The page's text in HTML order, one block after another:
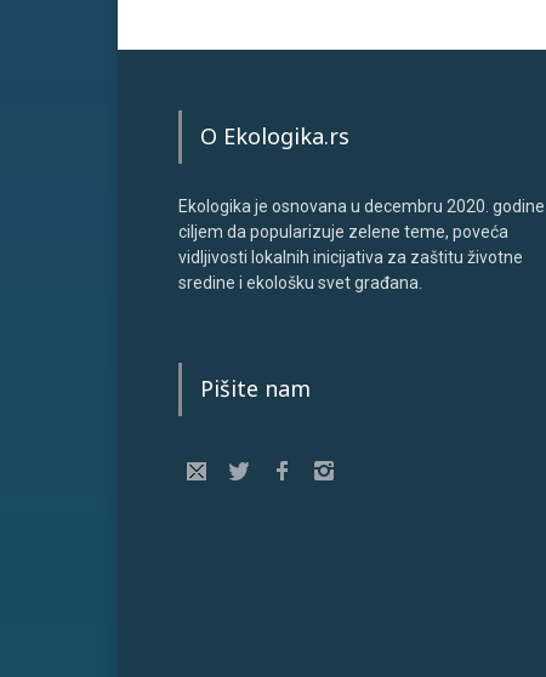
O Ekologika.rs
Ekologika je osnovana u decembru 2020.
ciljem da popularizuje zelene teme, poveća
vidljivosti lokalnih inicijativa za zaštitu životne
sredine i ekološku svet građana.
Pišite nam